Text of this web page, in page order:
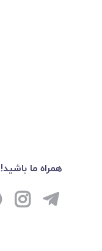
همراه ما باشید!